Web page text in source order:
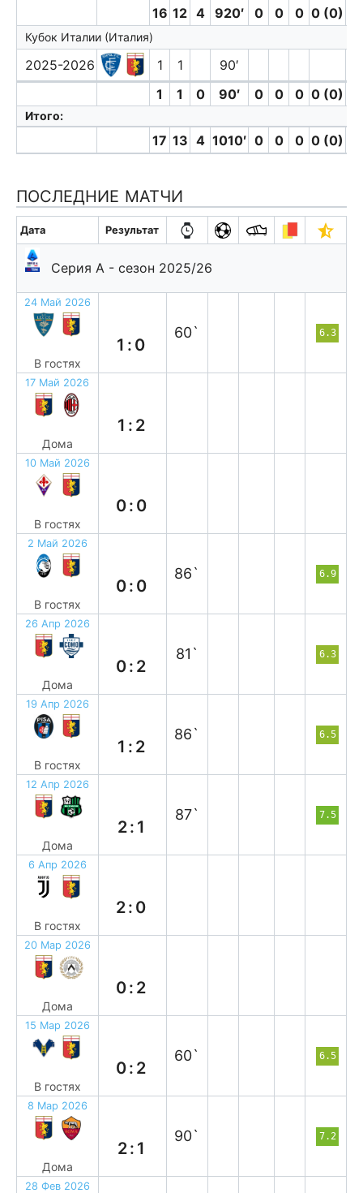
16 12 4 920′ 0 0 0 0 (0)
Кубок Италии (Италия)
2025-2026 1 1
90′
1
1 0 90′ 0 0 0 0 (0)
Итого:
17 13 4 1010′ 0 0 0 0 (0)
ПОСЛЕДНИЕ МАТЧИ
Дата Результат
Серия А - сезон 2025/26
24 Май 2026
В гостях
1:0
60` 6.3
17 Май 2026
Дома
1:2
10 Май 2026
В гостях
0:0
2 Май 2026
В гостях
0:0
86` 6.9
26 Апр 2026
Дома
0:2
81` 6.3
19 Апр 2026
В гостях
1:2
86` 6.5
12 Апр 2026
Дома
2:1
87` 7.5
6 Апр 2026
В гостях
2:0
20 Мар 2026
Дома
0:2
15 Мар 2026
В гостях
0:2
60` 6.5
8 Мар 2026
Дома
2:1
90` 7.2
28 Фев 2026